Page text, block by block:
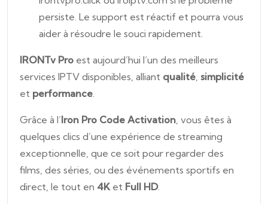
persiste. Le support est réactif et pourra vous
aider à résoudre le souci rapidement.
IRONTv Pro est aujourd’hui l’un des meilleurs
services IPTV disponibles, alliant qualité simplicité
et performance
Grâce à l’Iron Pro Code Activation , vous êtes à
quelques clics d’une expérience de streaming
exceptionnelle, que ce soit pour regarder des
films, des séries, ou des événements sportifs en
direct, le tout en 4K et Full HD.